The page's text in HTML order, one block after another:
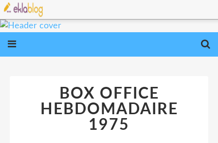
BOX OFFICE
HEBDOMADAIRE
1975